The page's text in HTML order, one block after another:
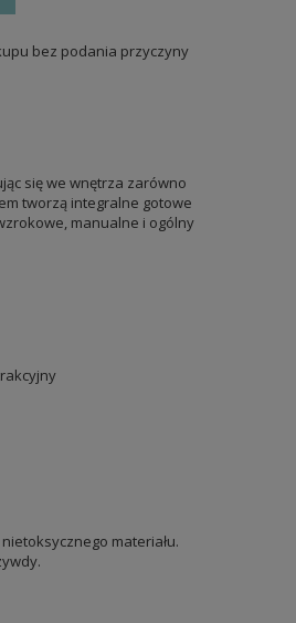
bez podania przyczyny
się we wnętrza zarówno
tworzą integralne gotowe
manualne i ogólny
materiału.